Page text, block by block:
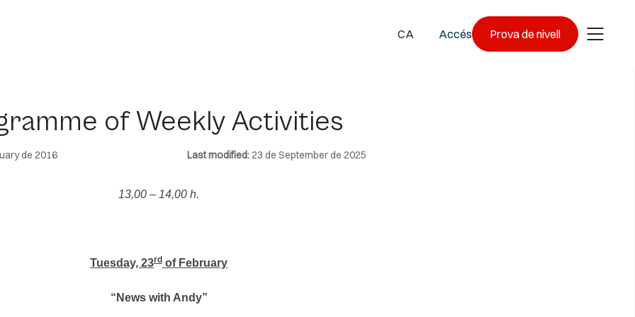
CA Accés Prova de nivell
of Weekly Activities
de 2016 Last modified:23 de September de 2025
13,00 – 14,00 h.
Tuesday, 23rd of February
“News with Andy”